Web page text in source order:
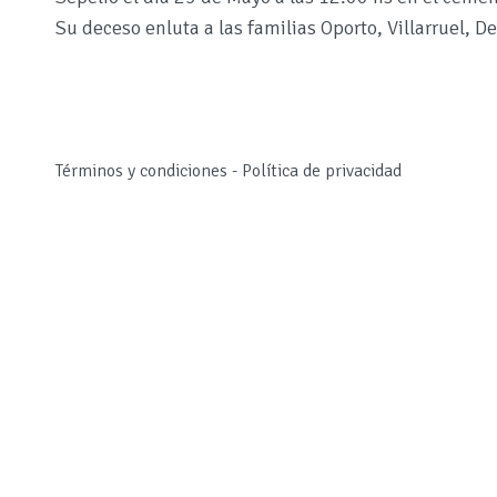
Su deceso enluta a las familias Oporto, Villarruel,
Términos y condiciones - Política de privacidad